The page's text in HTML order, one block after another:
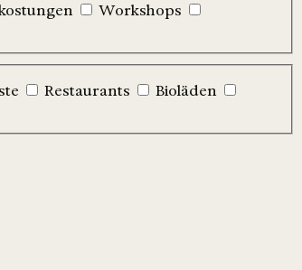
Workshops
Restaurants
Bioläden